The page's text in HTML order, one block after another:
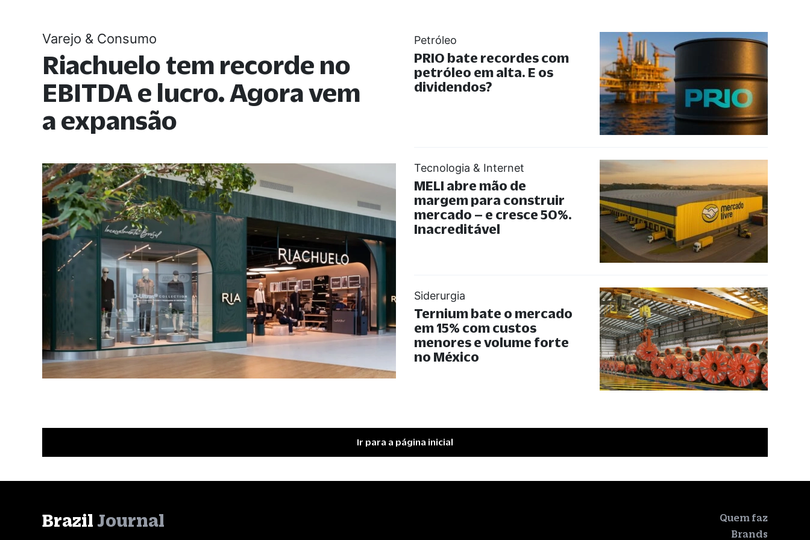
Varejo & Consumo
Riachuelo tem recorde no
EBITDA e lucro. Agora vem
a expansão
Petróleo
PRIO bate recordes com
petróleo em alta. E os
dividendos?
Tecnologia & Internet
MELI abre mão de
margem para construir
mercado – e cresce 50%.
Inacreditável
Siderurgia
Ternium bate o mercado
em 15% com custos
menores e volume forte
no México
Ir para a página inicial
Brazil Journal
Quem faz
Brands